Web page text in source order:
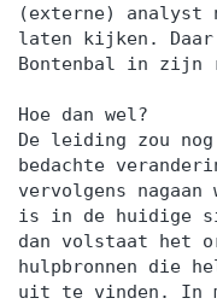
(externe) analyst
laten kijken. Daar
Bontenbal in zijn
Hoe dan wel?
De leiding zou
bedachte
vervolgens
is in de huidige
dan volstaat het
hulpbronnen die
uit te vinden. In